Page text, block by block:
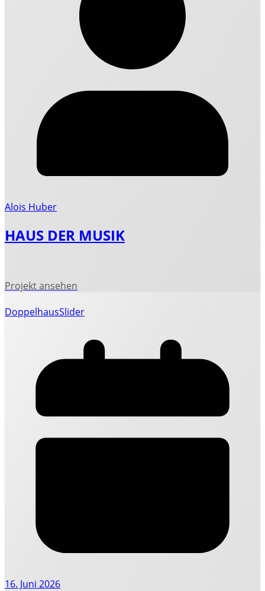
Alois Huber
HAUS DER MUSIK
DoppelhausSlider
16. Juni 2026